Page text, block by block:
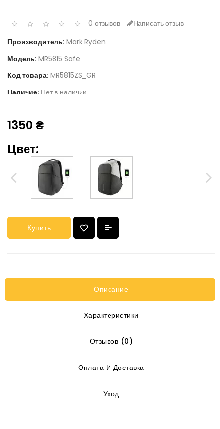
0 отзывов
Написать отзыв
Производитель: Mark Ryden
Модель: MR5815 Safe
Код товара: MR5815ZS_GR
Наличие: Нет в наличии
1350 ₴
Цвет:
Купить
Описание
Характеристики
Отзывов (0)
Оплата И Доставка
Уход